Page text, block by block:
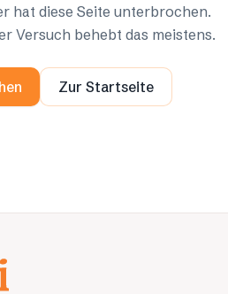
hat diese Seite unterbrochen.
Versuch behebt das meistens.
Zur Startseite